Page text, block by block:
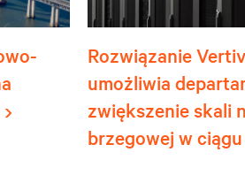
Rozwiązanie
umożliwia
zwiększenie skali
brzegowej w